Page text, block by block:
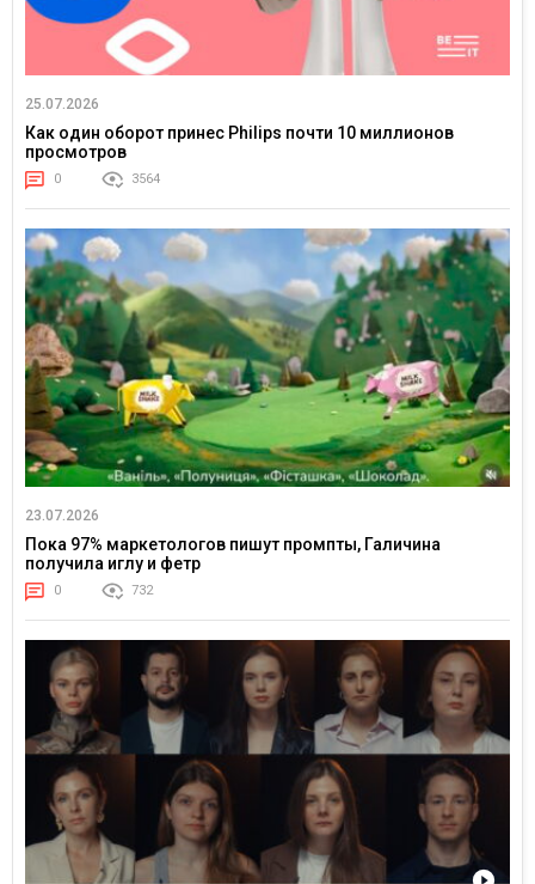
25.07.2026
Как один оборот принес Philips почти 10 миллионов
просмотров
0 3564
23.07.2026
Пока 97% маркетологов пишут промпты, Галичина
получила иглу и фетр
0 732